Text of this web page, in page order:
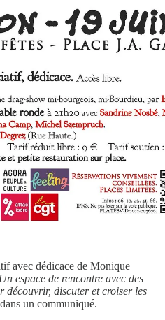
avec dédicace de Monique
espace de rencontre avec des
découvrir, discuter et croiser les
un communiqué.